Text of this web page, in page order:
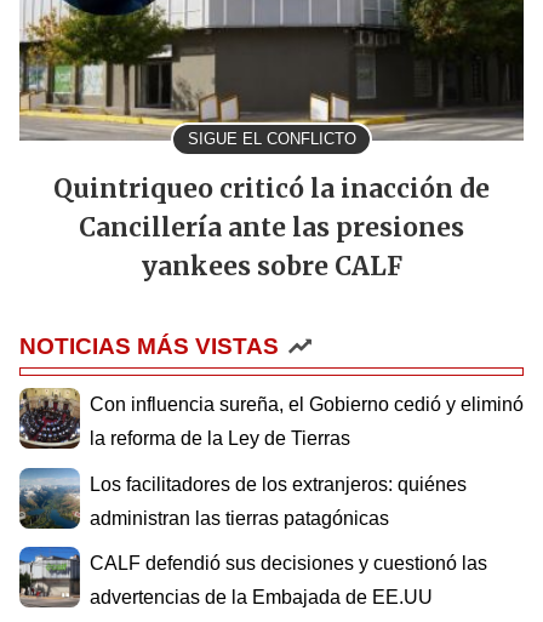
SIGUE EL CONFLICTO
Quintriqueo criticó la inacción de
Cancillería ante las presiones
yankees sobre CALF
NOTICIAS MÁS VISTAS
Con influencia sureña, el Gobierno cedió y eliminó
la reforma de la Ley de Tierras
Los facilitadores de los extranjeros: quiénes
administran las tierras patagónicas
CALF defendió sus decisiones y cuestionó las
advertencias de la Embajada de EE.UU